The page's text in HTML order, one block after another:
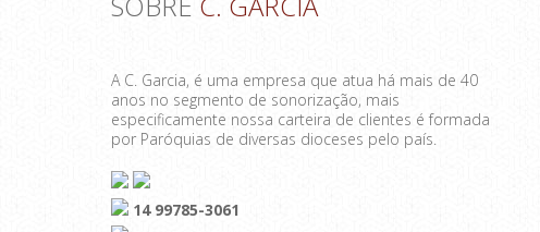
A C. Garcia, é uma empresa que atua há mais de 40
anos no segmento de sonorização, mais
especificamente nossa carteira de clientes é formada
por Paróquias de diversas dioceses pelo país.
14 99785-3061